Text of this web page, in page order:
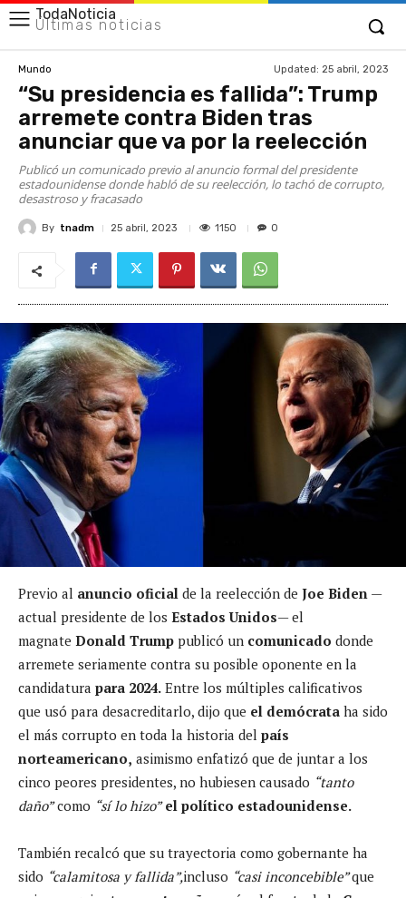
TodaNoticia
Últimas noticias
Mundo Updated: 25 abril, 2023
“Su presidencia es fallida”: Trump
arremete contra Biden tras
anunciar que va por la reelección
Publicó un comunicado previo al anuncio formal del presidente
estadounidense donde habló de su reelección, lo tachó de corrupto,
desastroso y fracasado
By tnadm 25 abril, 2023 1150 0
Previo al anuncio oficial de la reelección de Joe Biden —
actual presidente de los Estados Unidos— el
magnate Donald Trump publicó un comunicado donde
arremete seriamente contra su posible oponente en la
candidatura para 2024. Entre los múltiples calificativos
que usó para desacreditarlo, dijo que el demócrata ha sido
el más corrupto en toda la historia del país
norteamericano, asimismo enfatizó que de juntar a los
cinco peores presidentes, no hubiesen causado “tanto
daño”como “sí lo hizo” el político estadounidense.
También recalcó que su trayectoria como gobernante ha
sido “calamitosa y fallida”,incluso “casi inconcebible”que